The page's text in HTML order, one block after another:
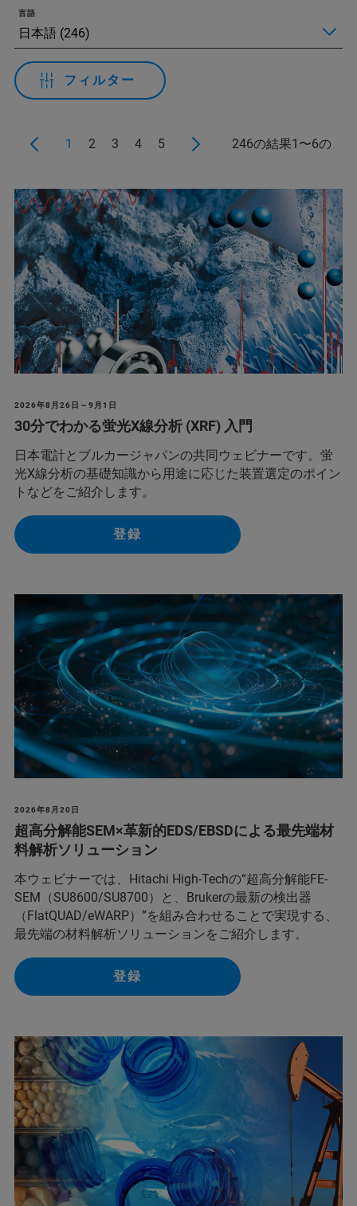
言語
フィルター
1 2 3 4 5 246の結果1〜6の
2026年8月26日～9月1日
30分でわかる蛍光X線分析 (XRF) 入門
日本電計とブルカージャパンの共同ウェビナーです。蛍
光X線分析の基礎知識から用途に応じた装置選定のポイン
トなどをご紹介します。
登録
2026年8月20日
超高分解能SEM×革新的EDS/EBSDによる最先端材
料解析ソリューション
本ウェビナーでは、Hitachi High-Techの“超高分解能FE-
SEM（SU8600/SU8700）と、Brukerの最新の検出器
（FlatQUAD/eWARP）”を組み合わせることで実現する、
最先端の材料解析ソリューションをご紹介します。
登録